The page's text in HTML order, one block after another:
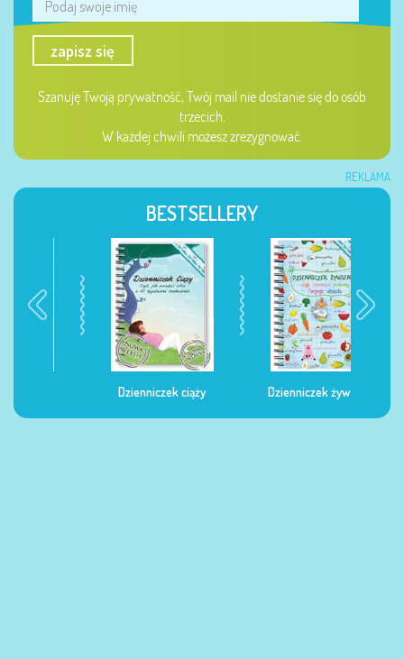
zapisz się
Szanuję Twoją prywatność, Twój mail nie dostanie się do osób
trzecich.
W każdej chwili możesz zrezygnować.
REKLAMA
BESTSELLERY
Dzienniczek ciąży Dzienniczek żywienia